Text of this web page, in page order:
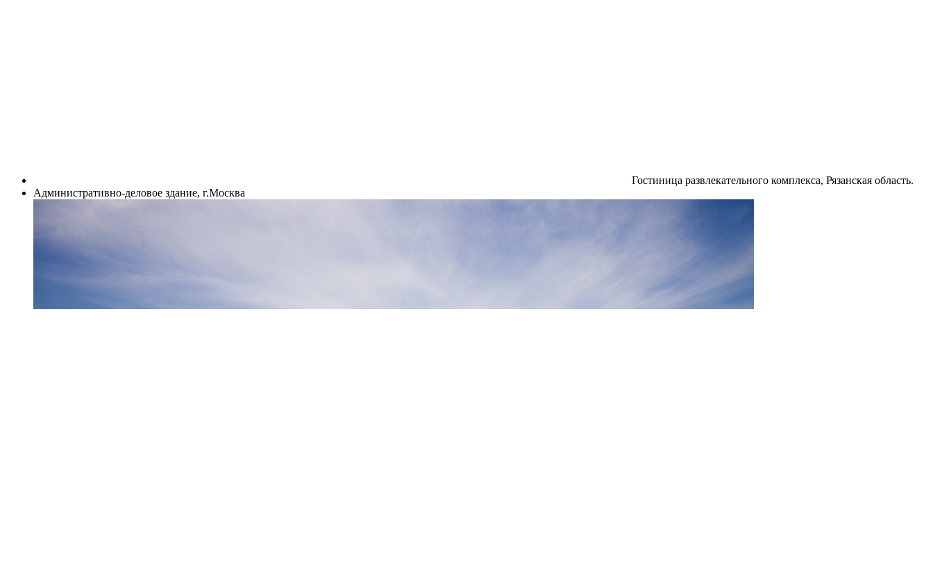
Гостиница развлекательного комплекса, Рязанская область.
Административно-деловое здание, г.Москва